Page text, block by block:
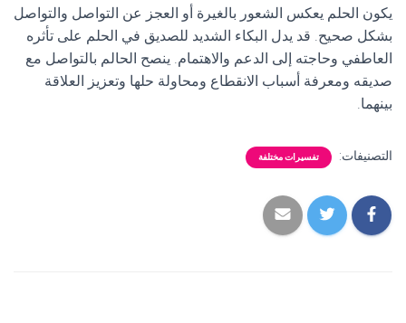
يكون الحلم يعكس الشعور بالغيرة أو العجز عن التواصل والتواصل
بشكل صحيح. قد يدل البكاء الشديد للصديق في الحلم على تأثره
العاطفي وحاجته إلى الدعم والاهتمام. ينصح الحالم بالتواصل مع
صديقه ومعرفة أسباب الانقطاع ومحاولة حلها وتعزيز العلاقة
بينهما.
التصنيفات: تفسيرات مختلفة